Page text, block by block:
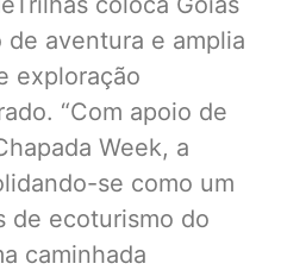
aventura e amplia
exploração
“Com apoio de
Week, a
se como um
de ecoturismo do
caminhada